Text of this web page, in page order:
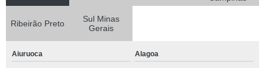
Ribeirão Preto
Sul Minas
Gerais
Aiuruoca Alagoa